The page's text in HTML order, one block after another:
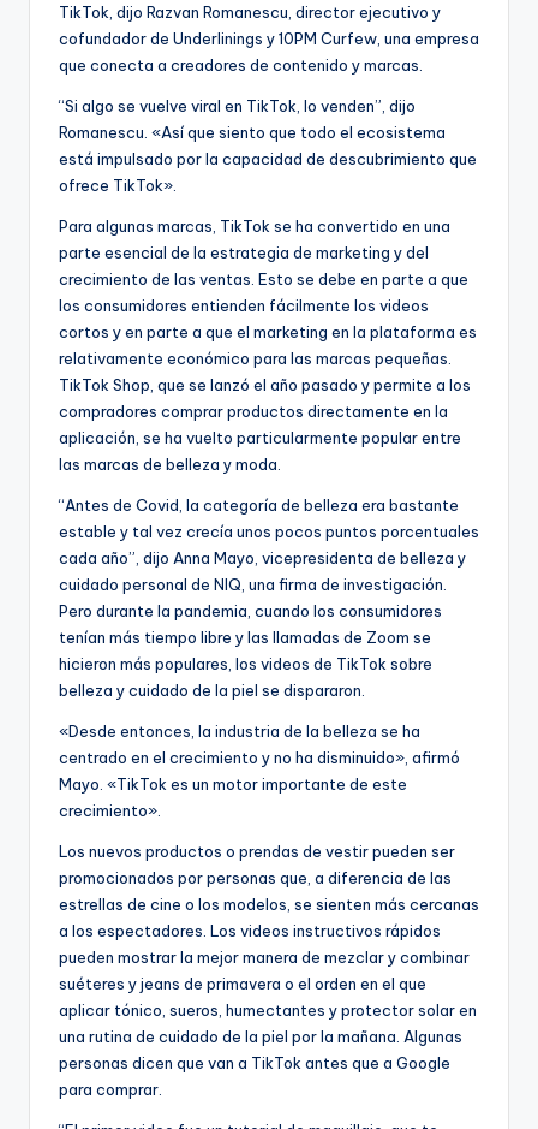
TikTok, dijo Razvan Romanescu, director ejecutivo y
cofundador de Underlinings y 10PM Curfew, una empresa
que conecta a creadores de contenido y marcas.
“Si algo se vuelve viral en TikTok, lo venden”, dijo
Romanescu. «Así que siento que todo el ecosistema
está impulsado por la capacidad de descubrimiento que
ofrece TikTok».
Para algunas marcas, TikTok se ha convertido en una
parte esencial de la estrategia de marketing y del
crecimiento de las ventas. Esto se debe en parte a que
los consumidores entienden fácilmente los videos
cortos y en parte a que el marketing en la plataforma es
relativamente económico para las marcas pequeñas.
TikTok Shop, que se lanzó el año pasado y permite a los
compradores comprar productos directamente en la
aplicación, se ha vuelto particularmente popular entre
las marcas de belleza y moda.
“Antes de Covid, la categoría de belleza era bastante
estable y tal vez crecía unos pocos puntos porcentuales
cada año”, dijo Anna Mayo, vicepresidenta de belleza y
cuidado personal de NIQ, una firma de investigación.
Pero durante la pandemia, cuando los consumidores
tenían más tiempo libre y las llamadas de Zoom se
hicieron más populares, los videos de TikTok sobre
belleza y cuidado de la piel se dispararon.
«Desde entonces, la industria de la belleza se ha
centrado en el crecimiento y no ha disminuido», afirmó
Mayo. «TikTok es un motor importante de este
crecimiento».
Los nuevos productos o prendas de vestir pueden ser
promocionados por personas que, a diferencia de las
estrellas de cine o los modelos, se sienten más cercanas
a los espectadores. Los videos instructivos rápidos
pueden mostrar la mejor manera de mezclar y combinar
suéteres y jeans de primavera o el orden en el que
aplicar tónico, sueros, humectantes y protector solar en
una rutina de cuidado de la piel por la mañana. Algunas
personas dicen que van a TikTok antes que a Google
para comprar.